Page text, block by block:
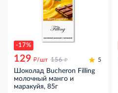
-17%
129 д/шт 156 д 5
Шоколад Bucheron Filling
молочный манго и
маракуйя, 85г